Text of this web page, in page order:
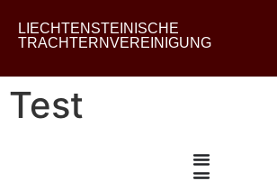
LIECHTENSTEINISCHE
TRACHTERNVEREINIGUNG
Test